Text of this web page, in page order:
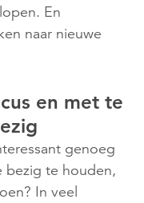
En
naar nieuwe
en met te
genoeg
bezig te houden,
In veel